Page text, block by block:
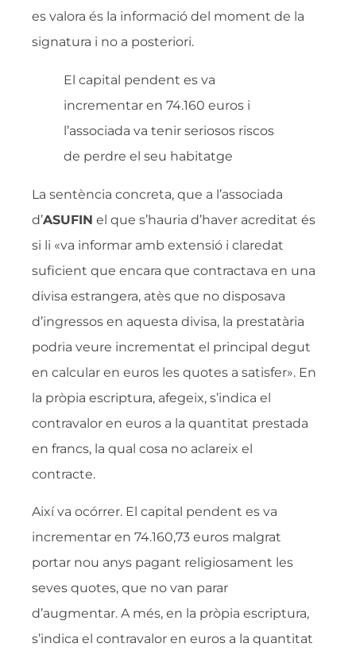
es valora és la informació del moment de la
signatura i no a posteriori.
El capital pendent es va
incrementar en 74.160 euros i
l’associada va tenir seriosos riscos
de perdre el seu habitatge
La sentència concreta, que a l’associada
d’ASUFIN el que s’hauria d’haver acreditat és
si li «va informar amb extensió i claredat
suficient que encara que contractava en una
divisa estrangera, atès que no disposava
d’ingressos en aquesta divisa, la prestatària
podria veure incrementat el principal degut
en calcular en euros les quotes a satisfer». En
la pròpia escriptura, afegeix, s’indica el
contravalor en euros a la quantitat prestada
en francs, la qual cosa no aclareix el
contracte.
Així va ocórrer. El capital pendent es va
incrementar en 74.160,73 euros malgrat
portar nou anys pagant religiosament les
seves quotes, que no van parar
d’augmentar. A més, en la pròpia escriptura,
s’indica el contravalor en euros a la quantitat